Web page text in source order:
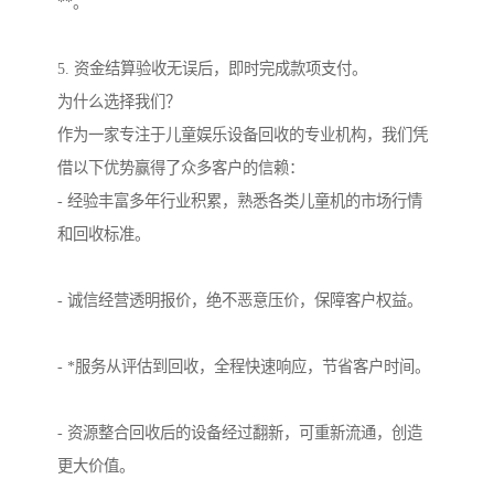
5. 资金结算验收无误后，即时完成款项支付。
为什么选择我们？
作为一家专注于儿童娱乐设备回收的专业机构，我们凭
借以下优势赢得了众多客户的信赖：
- 经验丰富多年行业积累，熟悉各类儿童机的市场行情
和回收标准。
- 诚信经营透明报价，绝不恶意压价，保障客户权益。
- *服务从评估到回收，全程快速响应，节省客户时间。
- 资源整合回收后的设备经过翻新，可重新流通，创造
更大价值。